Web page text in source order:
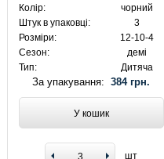
Колір:
чорний
Штук в упаковці:
3
Розміри:
12-10-4
Сезон:
демі
Тип:
Дитяча
За упакування:384 грн.
У кошик
шт